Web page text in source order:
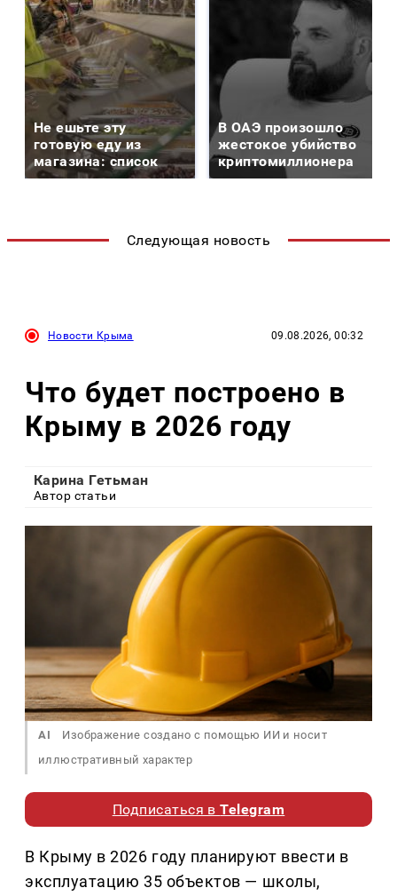
Не ешьте эту
готовую еду из
магазина: список
В ОАЭ произошло
жестокое убийство
криптомиллионера
Следующая новость
Новости Крыма 09.08.2026, 00:32
Что будет построено в
Крыму в 2026 году
Карина Гетьман
Автор статьи
AI
Изображение создано с помощью ИИ и носит
иллюстративный характер
Подписаться вTelegram
В Крыму в 2026 году планируют ввести в
эксплуатацию 35 объектов — школы,